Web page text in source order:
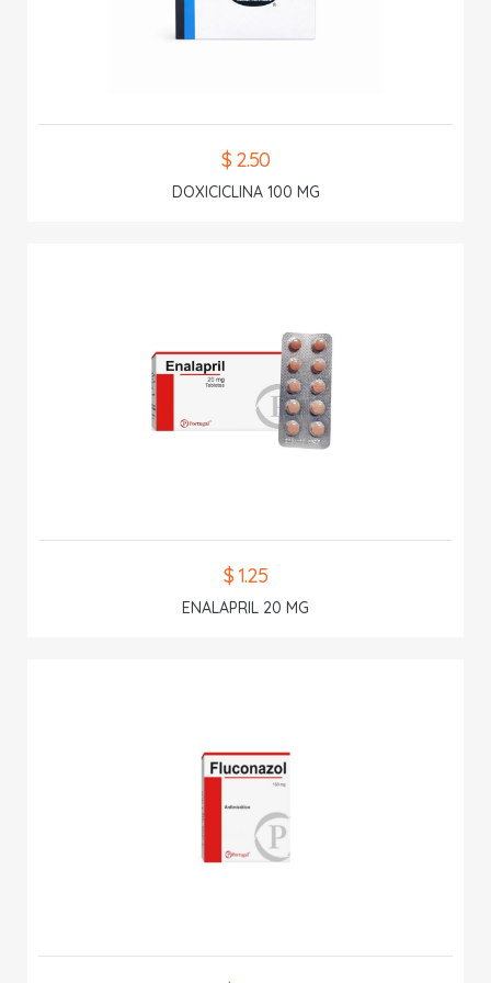
$ 2.50
DOXICICLINA 100 MG
$ 1.25
ENALAPRIL 20 MG